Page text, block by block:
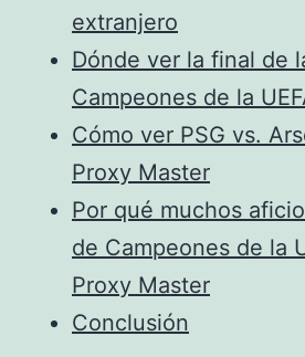
extranjero
Dónde ver la final de
Campeones de la
Cómo ver PSG vs.
Proxy Master
Por qué muchos
de Campeones de la
Proxy Master
Conclusión